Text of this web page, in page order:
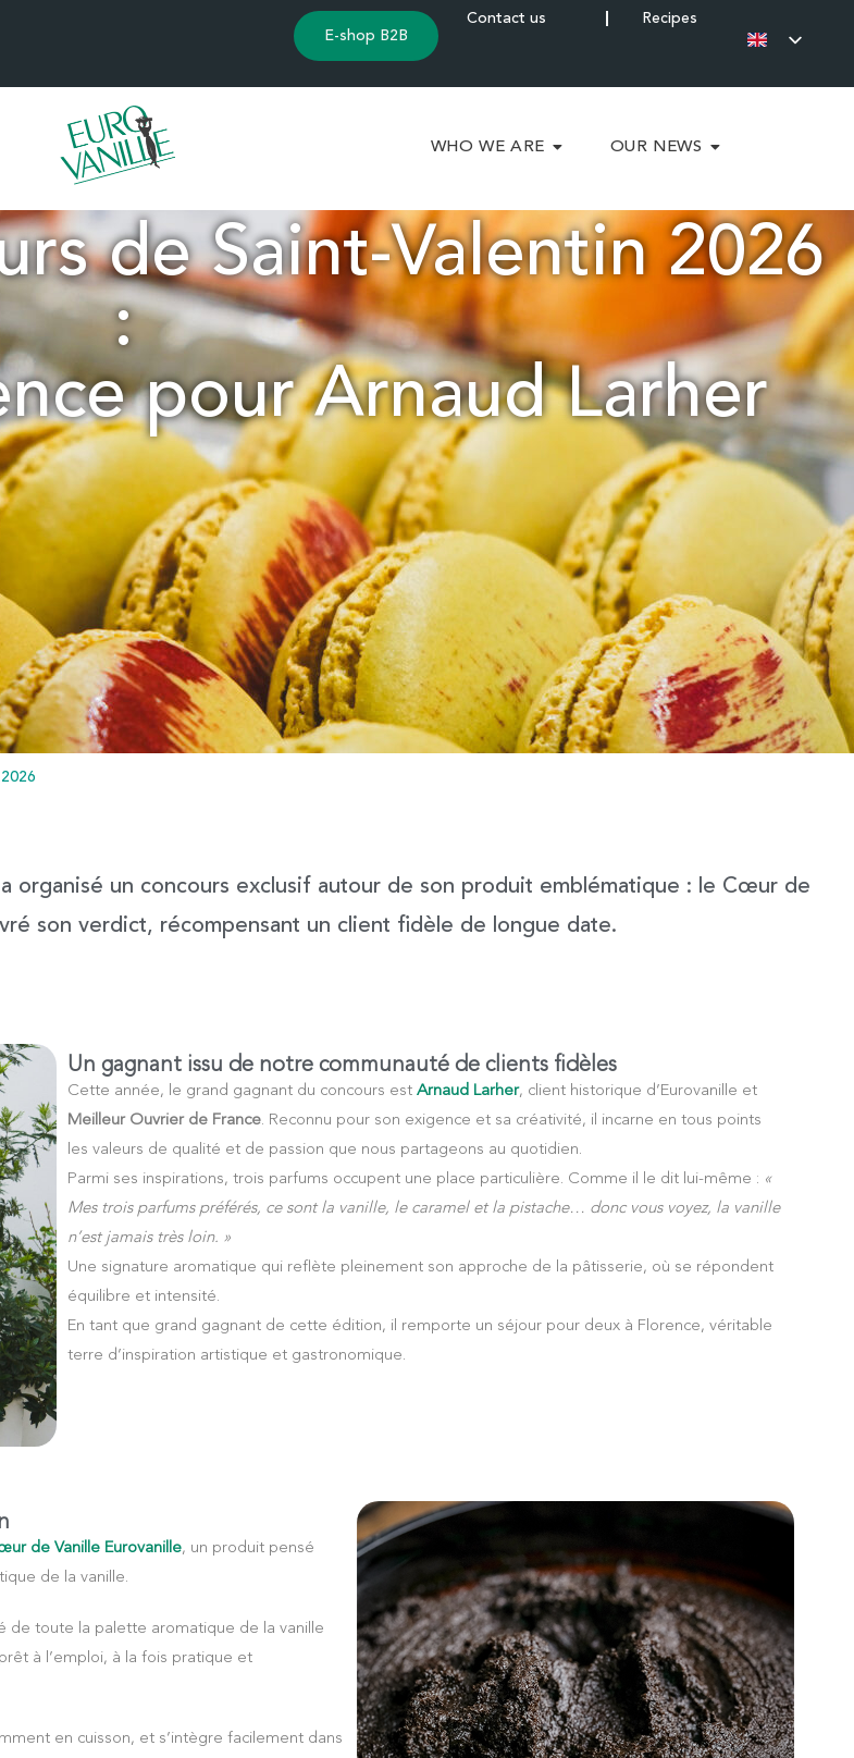
E-shop B2B
Contact us Recipes
WHO WE ARE OUR NEWS
de Saint-Valentin 2026
:
pour Arnaud Larher
organisé un concours exclusif autour de son produit emblématique : le Cœur de
son verdict, récompensant un client fidèle de longue date.
Un gagnant issu de notre communauté de clients fidèles
Cette année, le grand gagnant du concours est Arnaud Larher, client historique d’Eurovanille et
Meilleur Ouvrier de France. Reconnu pour son exigence et sa créativité, il incarne en tous points
les valeurs de qualité et de passion que nous partageons au quotidien.
Parmi ses inspirations, trois parfums occupent une place particulière. Comme il le dit lui-même : «
Mes trois parfums préférés, ce sont la vanille, le caramel et la pistache… donc vous voyez, la vanille
n’est jamais très loin. »
Une signature aromatique qui reflète pleinement son approche de la pâtisserie, où se répondent
équilibre et intensité.
En tant que grand gagnant de cette édition, il remporte un séjour pour deux à Florence, véritable
terre d’inspiration artistique et gastronomique.
de Vanille Eurovanille, un produit pensé
de la vanille.
de toute la palette aromatique de la vanille
à l’emploi, à la fois pratique et
en cuisson, et s’intègre facilement dans